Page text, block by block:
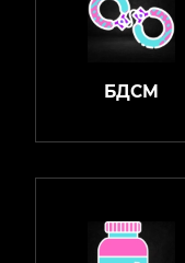
БДСМ